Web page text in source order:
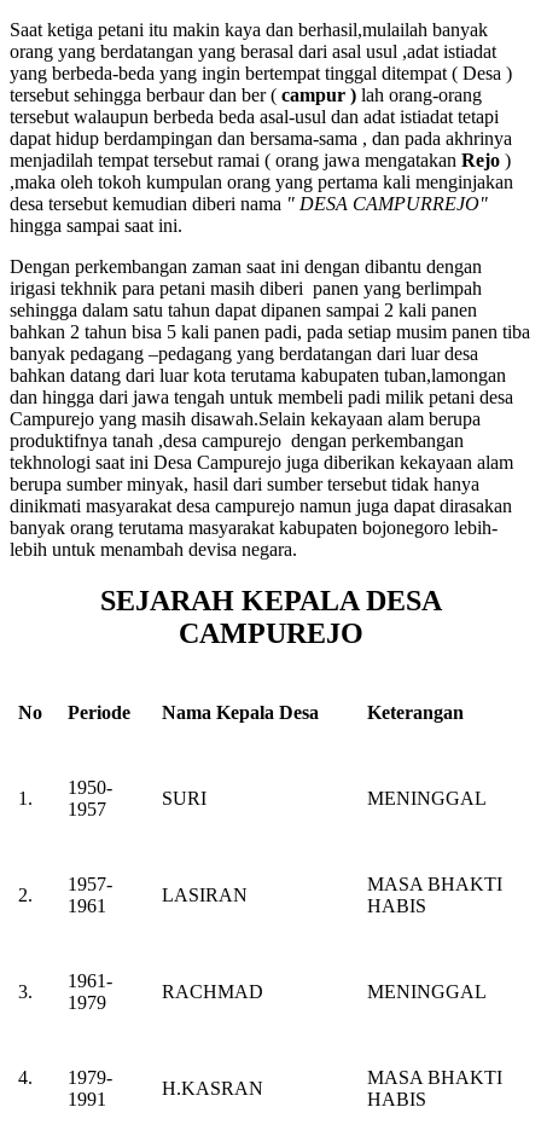
Saat ketiga petani itu makin kaya dan berhasil,mulailah banyak
orang yang berdatangan yang berasal dari asal usul ,adat istiadat
yang berbeda-beda yang ingin bertempat tinggal ditempat ( Desa )
tersebut sehingga berbaur dan ber ( campur ) lah orang-orang
tersebut walaupun berbeda beda asal-usul dan adat istiadat tetapi
dapat hidup berdampingan dan bersama-sama , dan pada akhrinya
menjadilah tempat tersebut ramai ( orang jawa mengatakan Rejo )
,maka oleh tokoh kumpulan orang yang pertama kali menginjakan
desa tersebut kemudian diberi nama " DESA CAMPURREJO"
hingga sampai saat ini.
Dengan perkembangan zaman saat ini dengan dibantu dengan
irigasi tekhnik para petani masih diberi panen yang berlimpah
sehingga dalam satu tahun dapat dipanen sampai 2 kali panen
bahkan 2 tahun bisa 5 kali panen padi, pada setiap musim panen tiba
banyak pedagang –pedagang yang berdatangan dari luar desa
bahkan datang dari luar kota terutama kabupaten tuban,lamongan
dan hingga dari jawa tengah untuk membeli padi milik petani desa
Campurejo yang masih disawah.Selain kekayaan alam berupa
produktifnya tanah ,desa campurejo dengan perkembangan
tekhnologi saat ini Desa Campurejo juga diberikan kekayaan alam
berupa sumber minyak, hasil dari sumber tersebut tidak hanya
dinikmati masyarakat desa campurejo namun juga dapat dirasakan
banyak orang terutama masyarakat kabupaten bojonegoro lebih-
lebih untuk menambah devisa negara.
SEJARAH KEPALA DESA
CAMPUREJO
No Periode Nama Kepala Desa Keterangan
1.
1950-
1957
SURI MENINGGAL
2.
1957-
1961
LASIRAN
MASA BHAKTI
HABIS
3.
1961-
1979
RACHMAD MENINGGAL
4.
1979-
1991
H.KASRAN
MASA BHAKTI
HABIS